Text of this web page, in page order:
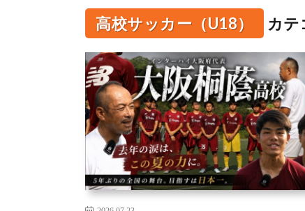
高校サッカー（U18） カテ